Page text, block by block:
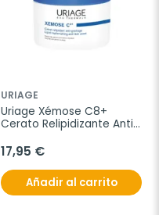
URIAGE
Uriage Xémose C8+
Cerato Relipidizante Anti-
17,95 €
Añadir al carrito